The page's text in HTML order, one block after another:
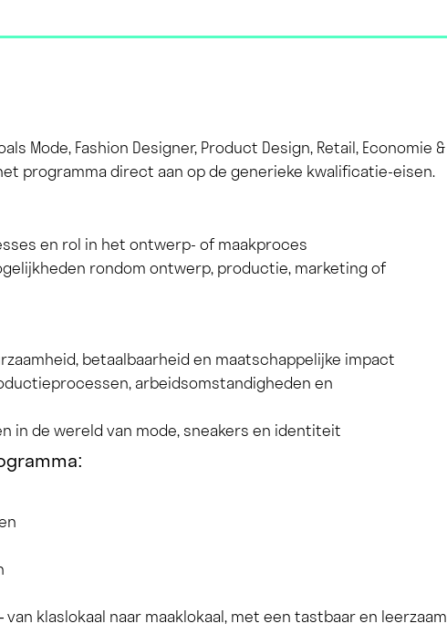
Mode, Fashion Designer, Product Design, Retail, Economie &
programma direct aan op de generieke kwalificatie-eisen.
en rol in het ontwerp- of maakproces
rondom ontwerp, productie, marketing of
betaalbaarheid en maatschappelijke impact
arbeidsomstandigheden en
in de wereld van mode, sneakers en identiteit
klaslokaal naar maaklokaal, met een tastbaar en leerzaam